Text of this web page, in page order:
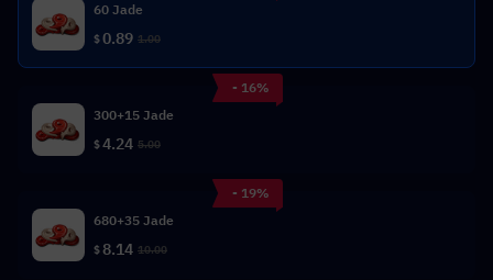
60 Jade
$0.89 1.00
- 16%
300+15 Jade
$4.24 5.00
- 19%
680+35 Jade
$ 8.14 10.00